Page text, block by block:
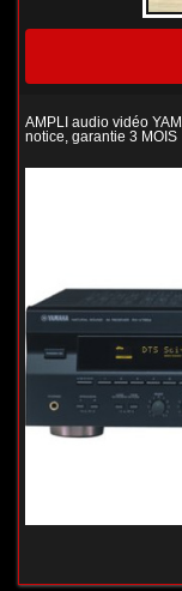
AMPLI audio vidéo
notice, garantie 3 MOIS